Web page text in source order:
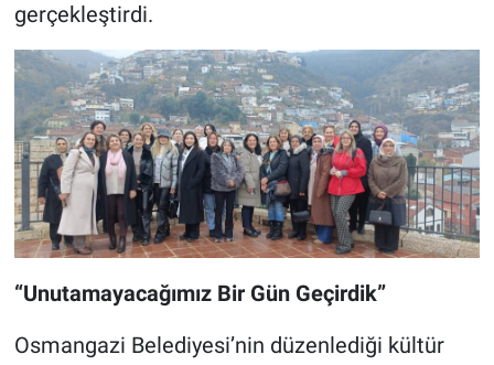
gerçekleştirdi.
“Unutamayacağımız Bir Gün Geçirdik”
Osmangazi Belediyesi’nin düzenlediği kültür